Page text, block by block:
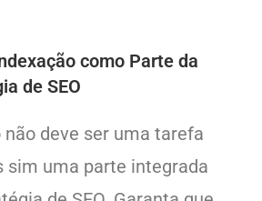
como Parte da
de SEO
não deve ser uma tarefa
sim uma parte integrada